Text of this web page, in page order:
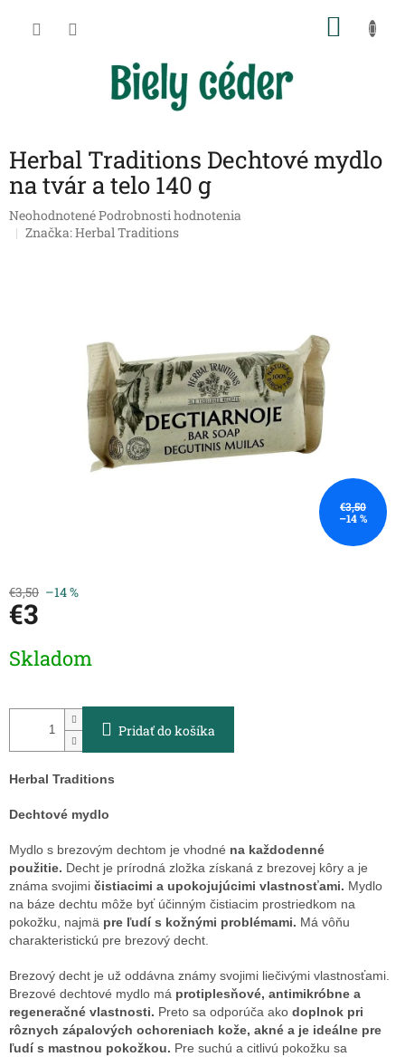
Herbal Traditions Dechtové mydlo
na tvár a telo 140 g
Priemerné
hodnotenie
NeohodnotenéPodrobnosti hodnotenia
Značka:Herbal Traditions
€3,50
–14 %
€3,50 –14 %
€3
cena:
Skladom
Pridať do košíka
Herbal Traditions
Dechtové mydlo
Mydlo s brezovým dechtom je vhodné na každodenné
použitie. Decht je prírodná zložka získaná z brezovej kôry a je
známa svojimi čistiacimi a upokojujúcimi vlastnosťami. Mydlo
na báze dechtu môže byť účinným čistiacim prostriedkom na
pokožku, najmä pre ľudí s kožnými problémami. Má vôňu
charakteristickú pre brezový decht.
Brezový decht je už oddávna známy svojimi liečivými vlastnosťami.
Brezové dechtové mydlo má protiplesňové, antimikróbne a
regeneračné vlastnosti. Preto sa odporúča ako doplnok pri
rôznych zápalových ochoreniach kože, akné a je ideálne pre
ľudí s mastnou pokožkou. Pre suchú a citlivú pokožku sa